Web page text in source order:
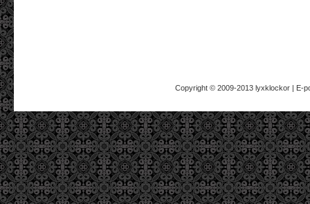
Copyright © 2009-2013lyxklockor | E-